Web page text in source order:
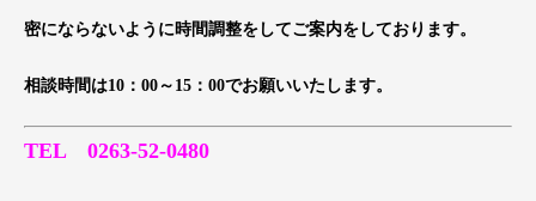
密にならないように時間調整をしてご案内をしております。
相談時間は10：00～15：00でお願いいたします。
TEL 0263-52-0480